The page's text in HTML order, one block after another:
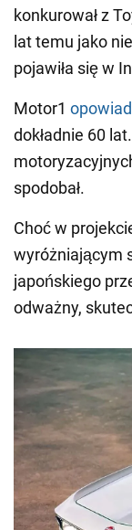
konkurował z
lat temu jako
pojawiła się w
Motor1
dokładnie 60
spodobał.
Choć w
wyróżniającym
japońskiego
odważny,